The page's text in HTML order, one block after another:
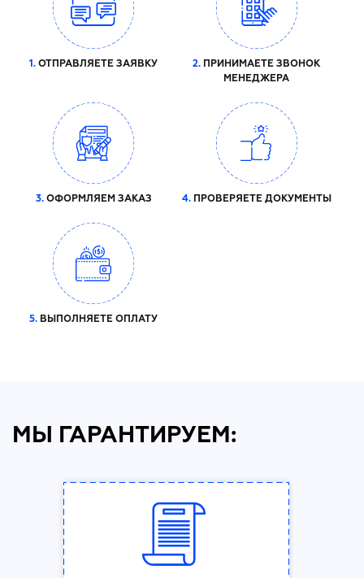
1. ОТПРАВЛЯЕТЕ ЗАЯВКУ 2. ПРИНИМАЕТЕ ЗВОНОК
МЕНЕДЖЕРА
3.ОФОРМЛЯЕМ ЗАКАЗ 4.ПРОВЕРЯЕТЕ ДОКУМЕНТЫ
5. ВЫПОЛНЯЕТЕ ОПЛАТУ
МЫ ГАРАНТИРУЕМ: